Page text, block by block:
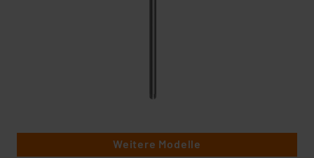
Weitere Modelle